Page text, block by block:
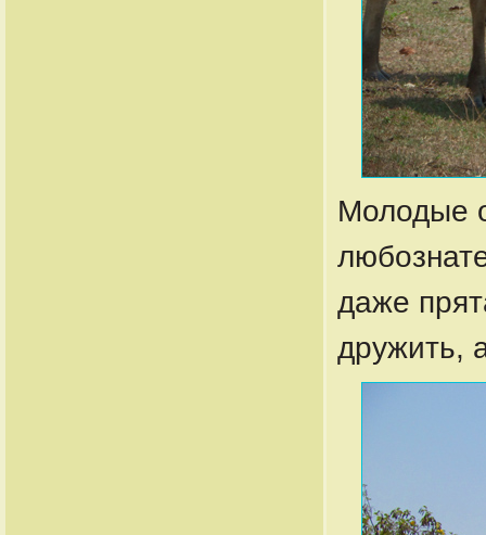
Молодые
даже
дружить,